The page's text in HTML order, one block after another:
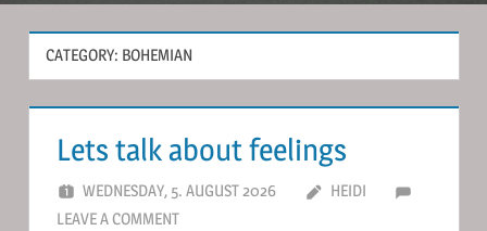
CATEGORY: BOHEMIAN
Lets talk about feelings
WEDNESDAY, 5. AUGUST 2026
HEIDI
LEAVE A COMMENT